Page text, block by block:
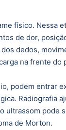
físico. Nessa
de dor,
dedos,
na frente do
podem entrar
Radiografia
ultrassom pode
de Morton.